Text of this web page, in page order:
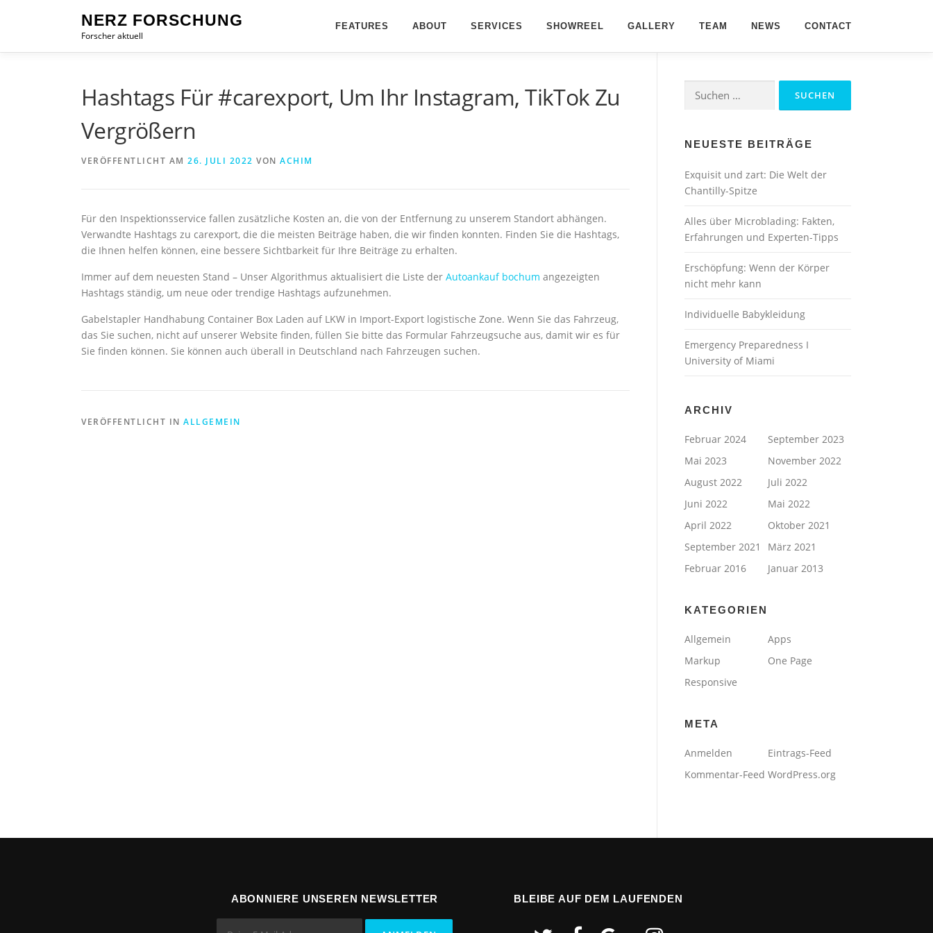
NERZ FORSCHUNG
Forscher aktuell
FEATURES ABOUT SERVICES SHOWREEL GALLERY TEAM NEWS CONTACT
Hashtags Für #carexport, Um Ihr Instagram, TikTok Zu
Vergrößern
VERÖFFENTLICHT AM 26. JULI 2022 VON ACHIM
Für den Inspektionsservice fallen zusätzliche Kosten an, die von der Entfernung zu unserem Standort abhängen.
Verwandte Hashtags zu carexport, die die meisten Beiträge haben, die wir finden konnten. Finden Sie die Hashtags,
die Ihnen helfen können, eine bessere Sichtbarkeit für Ihre Beiträge zu erhalten.
Immer auf dem neuesten Stand – Unser Algorithmus aktualisiert die Liste der Autoankauf bochum angezeigten
Hashtags ständig, um neue oder trendige Hashtags aufzunehmen.
Gabelstapler Handhabung Container Box Laden auf LKW in Import-Export logistische Zone. Wenn Sie das Fahrzeug,
das Sie suchen, nicht auf unserer Website finden, füllen Sie bitte das Formular Fahrzeugsuche aus, damit wir es für
Sie finden können. Sie können auch überall in Deutschland nach Fahrzeugen suchen.
VERÖFFENTLICHT IN ALLGEMEIN
Suchen
nach:
NEUESTE BEITRÄGE
Exquisit und zart: Die Welt der
Chantilly-Spitze
Alles über Microblading: Fakten,
Erfahrungen und Experten-Tipps
Erschöpfung: Wenn der Körper
nicht mehr kann
Individuelle Babykleidung
Emergency Preparedness I
University of Miami
ARCHIV
Februar 2024
September 2023
Mai 2023
November 2022
August 2022
Juli 2022
Juni 2022
Mai 2022
April 2022
Oktober 2021
September 2021
März 2021
Februar 2016
Januar 2013
KATEGORIEN
Allgemein
Apps
Markup
One Page
Responsive
META
Anmelden
Eintrags-Feed
Kommentar-Feed WordPress.org
ABONNIERE UNSEREN NEWSLETTER BLEIBE AUF DEM LAUFENDEN